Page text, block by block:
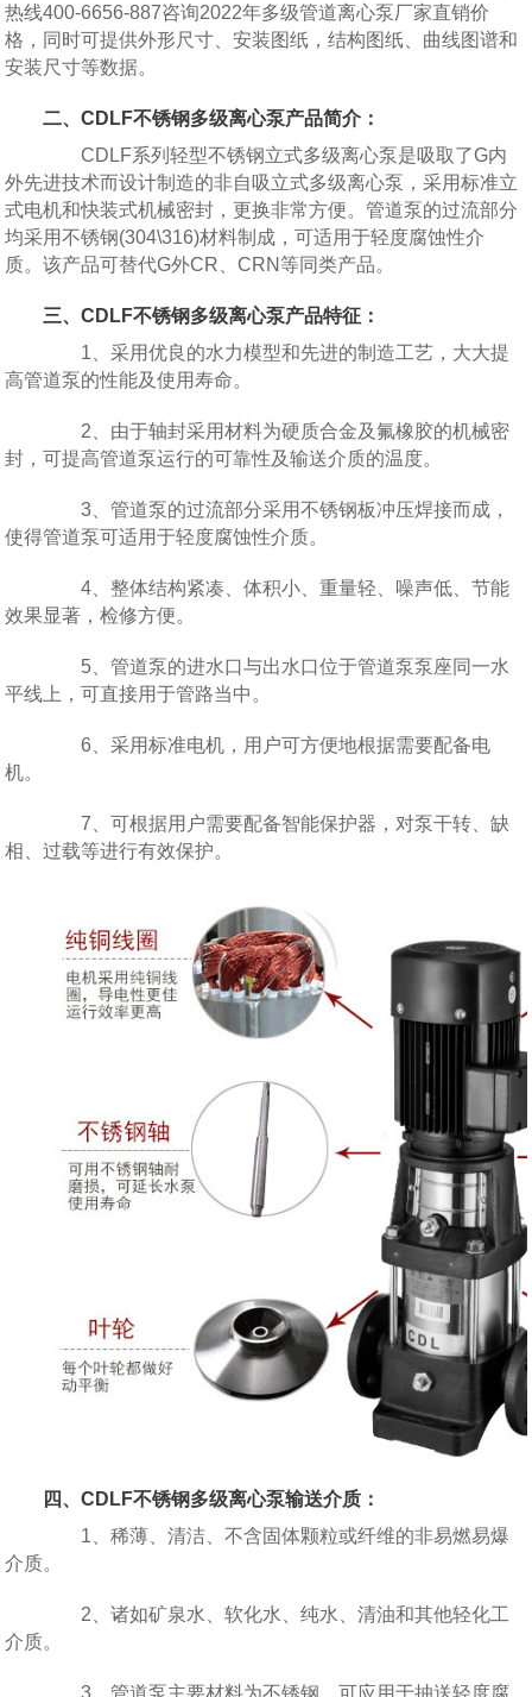
热线400-6656-887咨询2022年多级管道离心泵厂家直销价
格，同时可提供外形尺寸、安装图纸，结构图纸、曲线图谱和
安装尺寸等数据。
二、CDLF不锈钢多级离心泵产品简介：
CDLF系列轻型不锈钢立式多级离心泵是吸取了G内
外先进技术而设计制造的非自吸立式多级离心泵，采用标准立
式电机和快装式机械密封，更换非常方便。管道泵的过流部分
均采用不锈钢(304\316)材料制成，可适用于轻度腐蚀性介
质。该产品可替代G外CR、CRN等同类产品。
三、CDLF不锈钢多级离心泵产品特征：
1、采用优良的水力模型和先进的制造工艺，大大提
高管道泵的性能及使用寿命。
2、由于轴封采用材料为硬质合金及氟橡胶的机械密
封，可提高管道泵运行的可靠性及输送介质的温度。
3、管道泵的过流部分采用不锈钢板冲压焊接而成，
使得管道泵可适用于轻度腐蚀性介质。
4、整体结构紧凑、体积小、重量轻、噪声低、节能
效果显著，检修方便。
5、管道泵的进水口与出水口位于管道泵泵座同一水
平线上，可直接用于管路当中。
6、采用标准电机，用户可方便地根据需要配备电
机。
7、可根据用户需要配备智能保护器，对泵干转、缺
相、过载等进行有效保护。
四、CDLF不锈钢多级离心泵输送介质：
1、稀薄、清洁、不含固体颗粒或纤维的非易燃易爆
介质。
2、诸如矿泉水、软化水、纯水、清油和其他轻化工
介质。
3、管道泵主要材料为不锈钢，可应用于抽送轻度腐